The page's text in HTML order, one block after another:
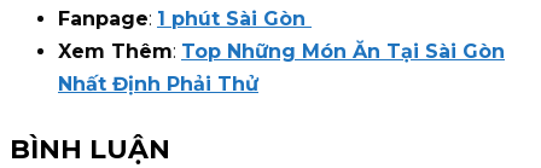
Fanpage: 1 phút Sài Gòn
Xem Thêm: Top Những Món Ăn Tại Sài Gòn
Nhất Định Phải Thử
BÌNH LUẬN